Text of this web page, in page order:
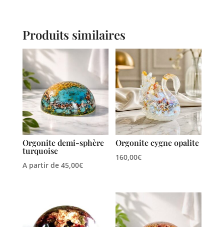
Produits similaires
Orgonite demi-sphère
turquoise
A partir de 45,00€
Orgonite cygne opalite
160,00€